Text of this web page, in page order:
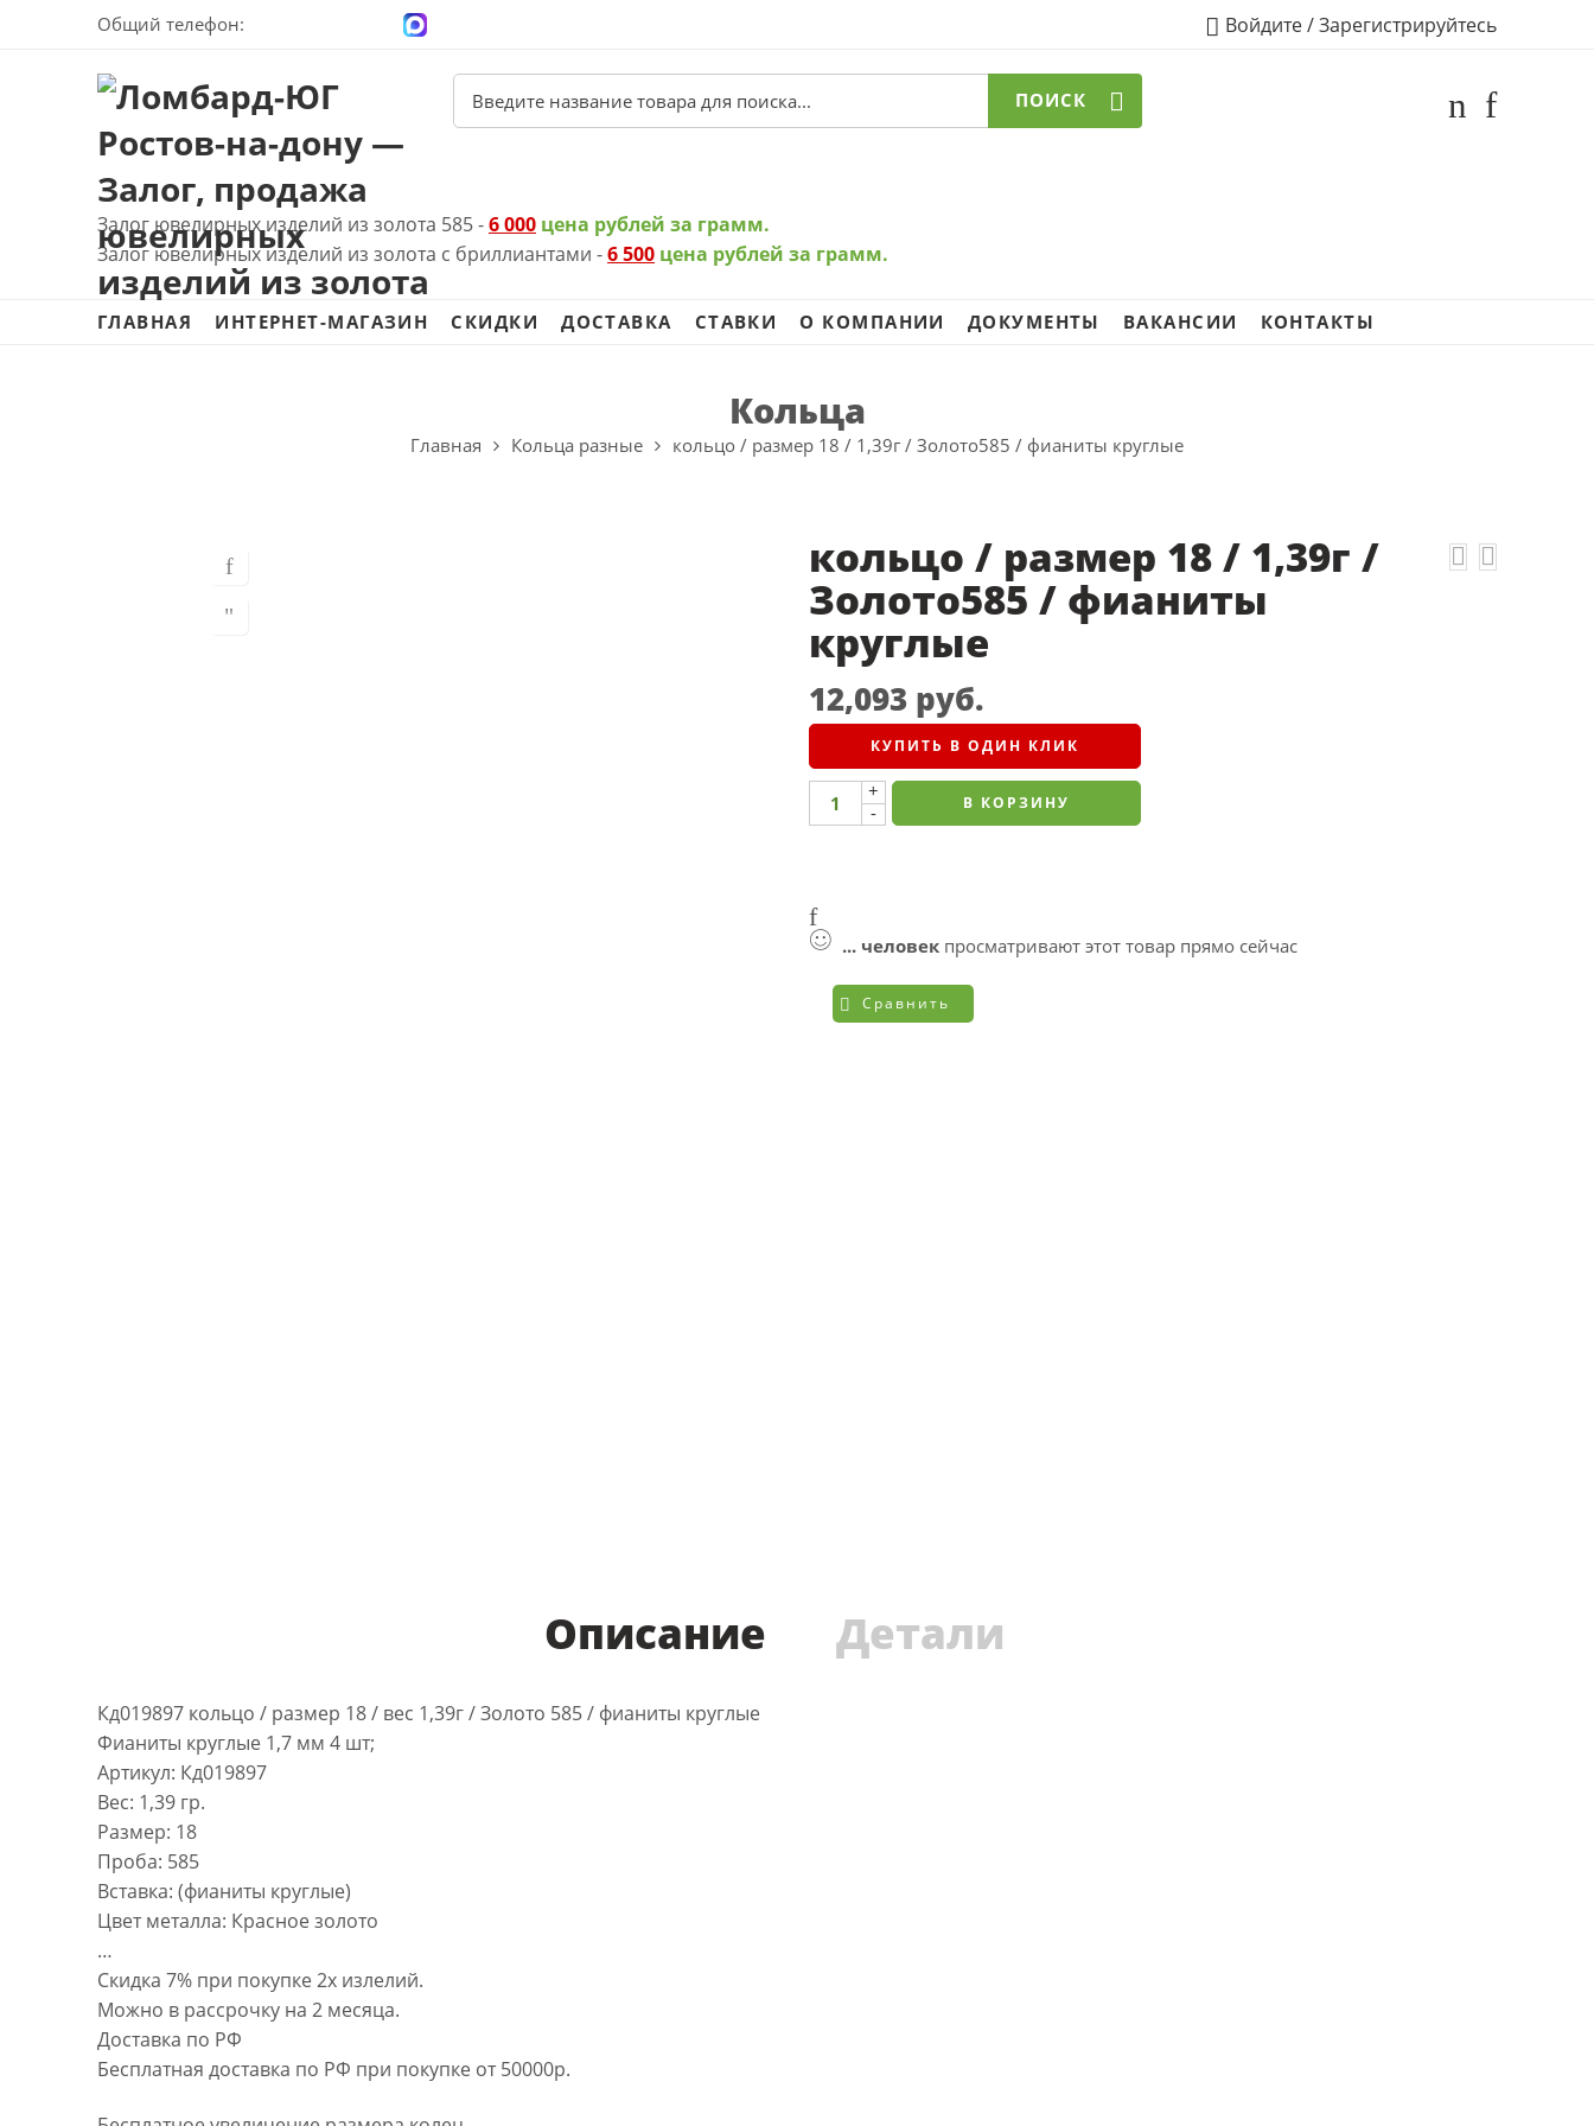
Общий телефон: Войдите / Зарегистрируйтесь
ПОИСК
Залог ювелирных изделий из золота 585 -6 000 цена рублей за грамм.
Залог ювелирных изделий из золота с бриллиантами -6 500 цена рублей за грамм.
ГЛАВНАЯ ИНТЕРНЕТ-МАГАЗИН СКИДКИ ДОСТАВКА СТАВКИ О КОМПАНИИ ДОКУМЕНТЫ ВАКАНСИИ КОНТАКТЫ
Кольца
Главная Кольца разные кольцо / размер 18 / 1,39г / Золото585 / фианиты круглые
кольцо / размер 18 / 1,39г /
Золото585 / фианиты
круглые
12,093 руб.
КУПИТЬ В ОДИН КЛИК
+
-
В КОРЗИНУ
... человек просматривают этот товар прямо сейчас
Сравнить
Описание Детали
Кд019897 кольцо / размер 18 / вес 1,39г / Золото 585 / фианиты круглые
Фианиты круглые 1,7 мм 4 шт;
Артикул: Кд019897
Вес: 1,39 гр.
Размер: 18
Проба: 585
Вставка: (фианиты круглые)
Цвет металла: Красное золото
…
Скидка 7% при покупке 2х излелий.
Можно в рассрочку на 2 месяца.
Доставка по РФ
Бесплатная доставка по РФ при покупке от 50000р.